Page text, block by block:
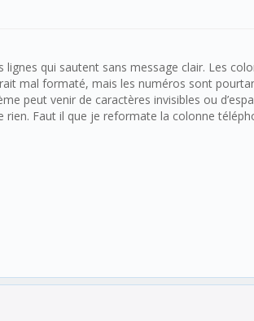
lignes qui sautent sans message clair. Les
mal formaté, mais les numéros sont
peut venir de caractères invisibles ou
rien. Faut il que je reformate la colonne